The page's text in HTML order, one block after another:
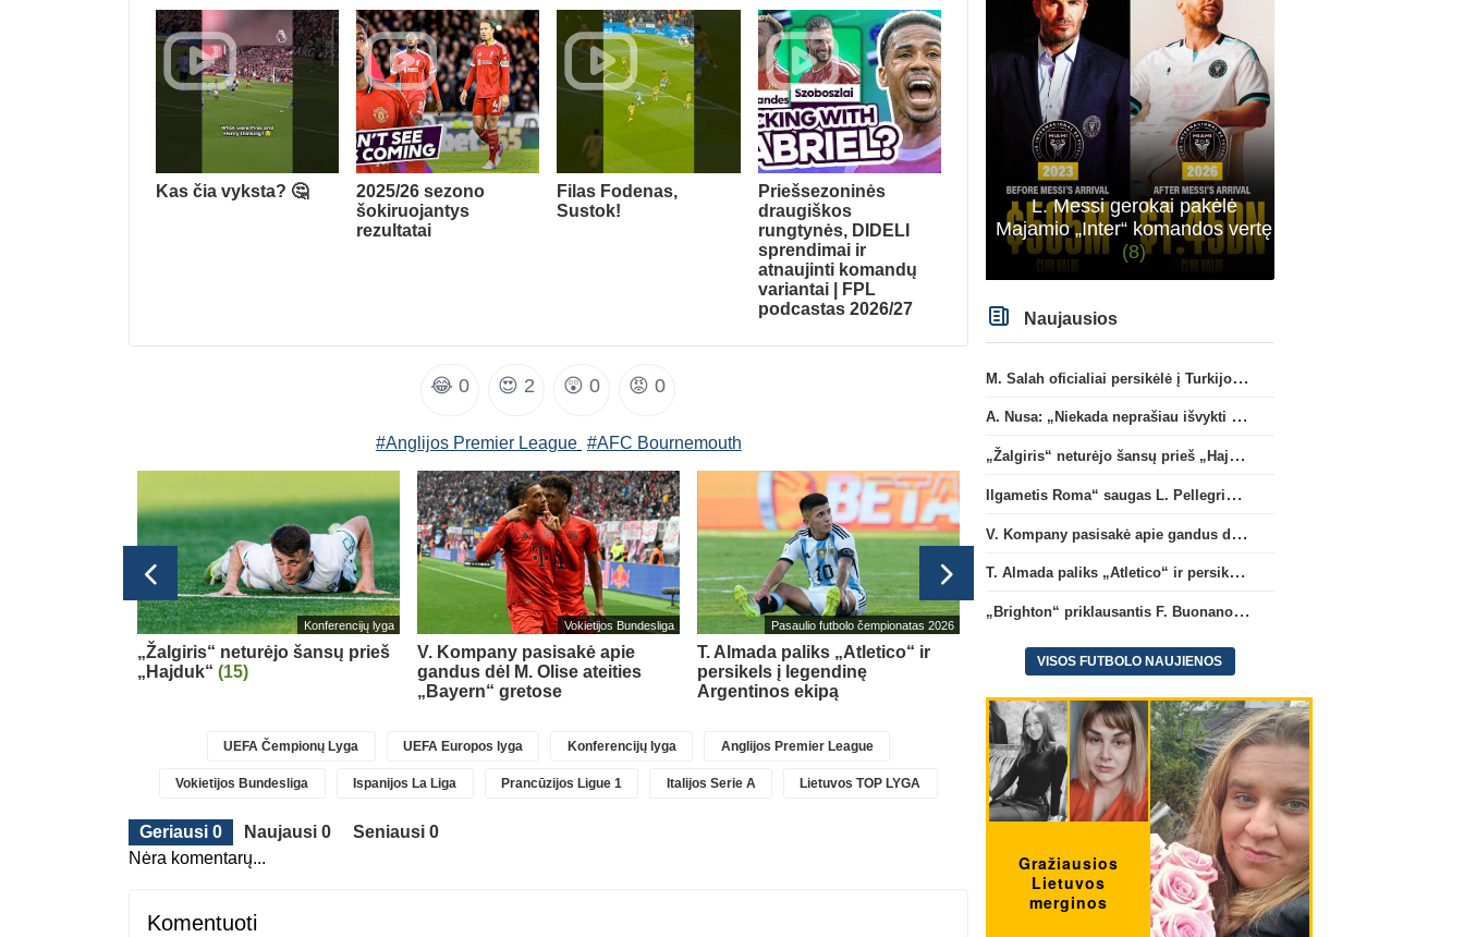
Kas čia vyksta? 🤔
2025/26 sezono
šokiruojantys
rezultatai
Filas Fodenas,
Sustok!
Priešsezoninės
draugiškos
rungtynės, DIDELI
sprendimai ir
atnaujinti komandų
variantai | FPL
podcastas 2026/27
😂 0 😍 2 😲 0 😡 0
#Anglijos Premier League #AFC Bournemouth
Konferencijų lyga
„Žalgiris“ neturėjo šansų prieš
„Hajduk“ (15)
Vokietijos Bundesliga
V. Kompany pasisakė apie
gandus dėl M. Olise ateities
„Bayern“ gretose
Pasaulio futbolo čempionatas 2026
T. Almada paliks „Atletico“ ir
persikels į legendinę
Argentinos ekipą
„Brighton“ priklausantis F.
Buonanotte karjerą pratęs
UEFA Čempionų Lyga UEFA Europos lyga Konferencijų lyga Anglijos Premier League
Vokietijos Bundesliga Ispanijos La Liga Prancūzijos Ligue 1 Italijos Serie A Lietuvos TOP LYGA
Geriausi 0 Naujausi 0
Seniausi 0
Nėra komentarų...
Komentuoti
L. Messi gerokai pakėlė
Majamio „Inter“ komandos vertę
(8)
Naujausios
M. Salah oficialiai persikėlė į Turkijos ekipą „Trabzonspor“
A. Nusa: „Niekada neprašiau išvykti iš „RB Leipzig“ klubo“
„Žalgiris“ neturėjo šansų prieš „Hajduk“
Ilgametis Roma“ saugas L. Pellegrini dar metams liks šiame klube
V. Kompany pasisakė apie gandus dėl M. Olise ateities „Bayern“ gretose
T. Almada paliks „Atletico“ ir persikels į legendinę Argentinos ekipą
„Brighton“ priklausantis F. Buonanotte karjerą pratęs Ispanijoje
VISOS FUTBOLO NAUJIENOS